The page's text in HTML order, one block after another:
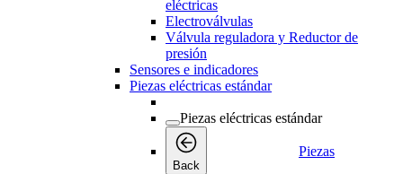
eléctricas
Electroválvulas
Válvula reguladora y Reductor de
presión
Sensores e indicadores
Piezas eléctricas estándar
Piezas eléctricas estándar
Back
Piezas